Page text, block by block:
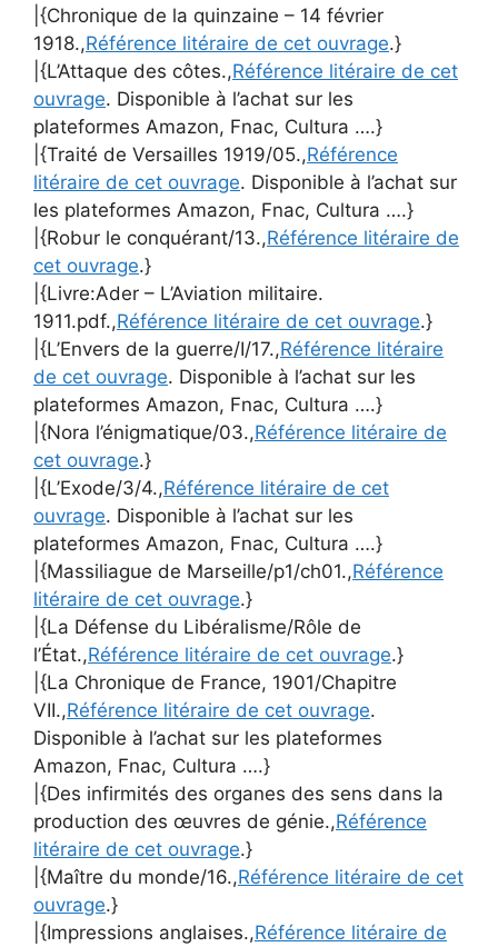
|{Chronique de la quinzaine – 14 février
1918.,Référence litéraire de cet ouvrage.}
|{L’Attaque des côtes.,Référence litéraire de cet
ouvrage. Disponible à l’achat sur les
plateformes Amazon, Fnac, Cultura ….}
|{Traité de Versailles 1919/05.,Référence
litéraire de cet ouvrage. Disponible à l’achat sur
les plateformes Amazon, Fnac, Cultura ….}
|{Robur le conquérant/13.,Référence litéraire de
cet ouvrage.}
|{Livre:Ader – L’Aviation militaire.
1911.pdf.,Référence litéraire de cet ouvrage.}
|{L’Envers de la guerre/I/17.,Référence litéraire
de cet ouvrage. Disponible à l’achat sur les
plateformes Amazon, Fnac, Cultura ….}
|{Nora l’énigmatique/03.,Référence litéraire de
cet ouvrage.}
|{L’Exode/3/4.,Référence litéraire de cet
ouvrage. Disponible à l’achat sur les
plateformes Amazon, Fnac, Cultura ….}
|{Massiliague de Marseille/p1/ch01.,Référence
litéraire de cet ouvrage.}
|{La Défense du Libéralisme/Rôle de
l’État.,Référence litéraire de cet ouvrage.}
|{La Chronique de France, 1901/Chapitre
VII.,Référence litéraire de cet ouvrage.
Disponible à l’achat sur les plateformes
Amazon, Fnac, Cultura ….}
|{Des infirmités des organes des sens dans la
production des œuvres de génie.,Référence
litéraire de cet ouvrage.}
|{Maître du monde/16.,Référence litéraire de cet
ouvrage.}
|{Impressions anglaises.,Référence litéraire de